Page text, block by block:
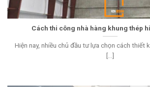
Cách thi công nhà hàng khung thép
Hiện nay, nhiều chủ đầu tư lựa chọn cách thiết
[...]